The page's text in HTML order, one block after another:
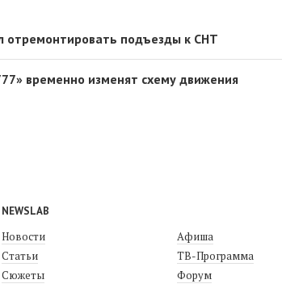
отремонтировать подъезды к СНТ
временно изменят схему движения
NEWSLAB
Новости
Статьи
Сюжеты
Афиша
ТВ-Программа
Форум